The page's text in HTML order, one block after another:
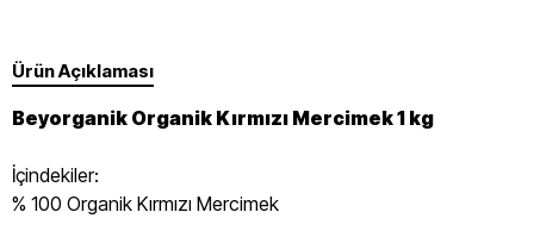
Ürün Açıklaması
Beyorganik Organik Kırmızı Mercimek 1 kg
İçindekiler:
% 100 Organik Kırmızı Mercimek